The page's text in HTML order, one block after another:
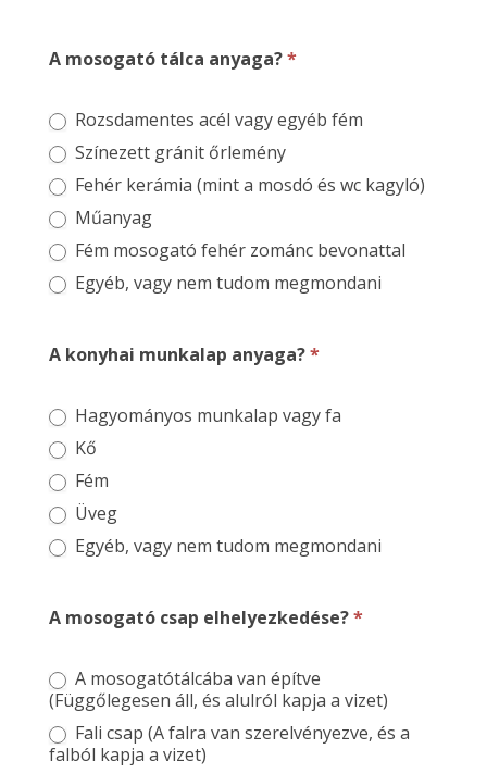
A mosogató tálca anyaga?*
Rozsdamentes acél vagy egyéb fém
Színezett gránit őrlemény
Fehér kerámia (mint a mosdó és wc kagyló)
Műanyag
Fém mosogató fehér zománc bevonattal
Egyéb, vagy nem tudom megmondani
A konyhai munkalap anyaga?*
Hagyományos munkalap vagy fa
Kő
Fém
Üveg
Egyéb, vagy nem tudom megmondani
A mosogató csap elhelyezkedése?*
A mosogatótálcába van építve
(Függőlegesen áll, és alulról kapja a vizet)
Fali csap (A falra van szerelvényezve, és a
falból kapja a vizet)